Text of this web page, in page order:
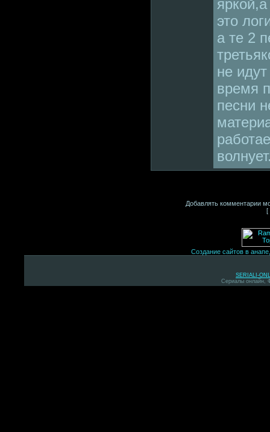
это
а те 2
не
время
песни
Добавлять комментарии
[
Создание сайтов в
SERIALI-
Сериалы онлайн,